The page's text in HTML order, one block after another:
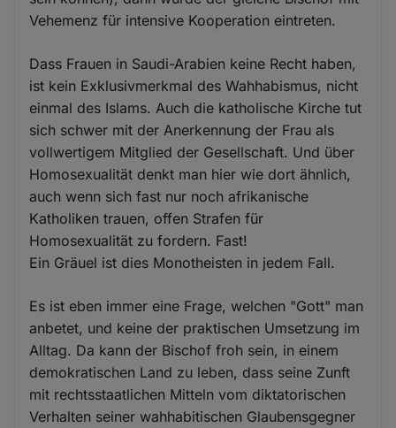
Vehemenz für intensive Kooperation eintreten.
Dass Frauen in Saudi-Arabien keine Recht haben,
ist kein Exklusivmerkmal des Wahhabismus, nicht
einmal des Islams. Auch die katholische Kirche tut
sich schwer mit der Anerkennung der Frau als
vollwertigem Mitglied der Gesellschaft. Und über
Homosexualität denkt man hier wie dort ähnlich,
auch wenn sich fast nur noch afrikanische
Katholiken trauen, offen Strafen für
Homosexualität zu fordern. Fast!
Ein Gräuel ist dies Monotheisten in jedem Fall.
Es ist eben immer eine Frage, welchen "Gott" man
anbetet, und keine der praktischen Umsetzung im
Alltag. Da kann der Bischof froh sein, in einem
demokratischen Land zu leben, dass seine Zunft
mit rechtsstaatlichen Mitteln vom diktatorischen
Verhalten seiner wahhabitischen Glaubensgegner